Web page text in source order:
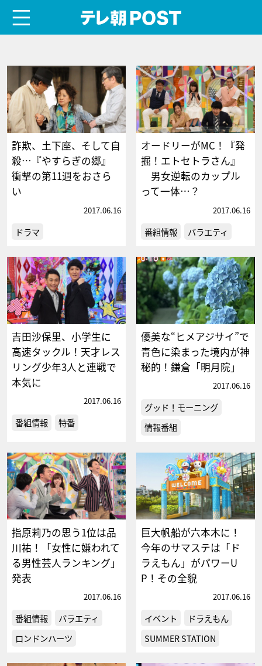
詐欺、土下座、そして自
殺…『やすらぎの郷』
衝撃の第11週をおさら
い
2017.06.16
ドラマ
オードリーがMC！『発
掘！エトセトラさん』
男女逆転のカップル
って一体…？
2017.06.16
番組情報 バラエティ
吉田沙保里、小学生に
高速タックル！天才レス
リング少年3人と連戦で
本気に
2017.06.16
番組情報 特番
優美な“ヒメアジサイ”で
青色に染まった境内が神
秘的！鎌倉「明月院」
2017.06.16
グッド！モーニング
情報番組
指原莉乃の思う1位は品
川祐！「女性に嫌われて
る男性芸人ランキング」
発表
2017.06.16
番組情報
バラエティ
ロンドンハーツ
巨大帆船が六本木に！
今年のサマステは「ド
ラえもん」がパワーU
P！その全貌
2017.06.16
イベント
ドラえもん
SUMMER STATION